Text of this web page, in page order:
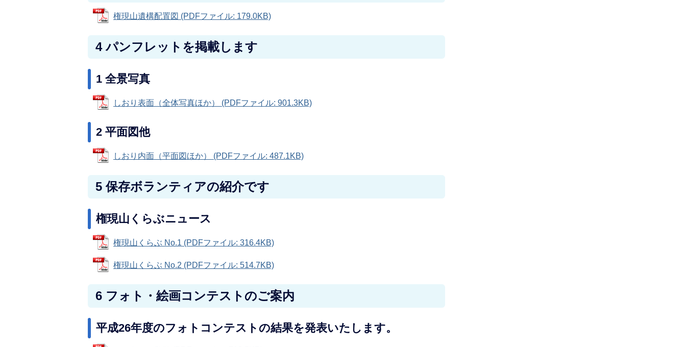
権現山遺構配置図 (PDFファイル: 179.0KB)
4 パンフレットを掲載します
1 全景写真
しおり表面（全体写真ほか） (PDFファイル: 901.3KB)
2 平面図他
しおり内面（平面図ほか） (PDFファイル: 487.1KB)
5 保存ボランティアの紹介です
権現山くらぶニュース
権現山くらぶ No.1 (PDFファイル: 316.4KB)
権現山くらぶ No.2 (PDFファイル: 514.7KB)
6 フォト・絵画コンテストのご案内
平成26年度のフォトコンテストの結果を発表いたします。